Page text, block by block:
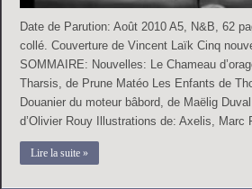
Date de Parution: Août 2010 A5, N&B, 62
collé. Couverture de Vincent Laïk Cinq
SOMMAIRE: Nouvelles: Le Chameau
Tharsis, de Prune Matéo Les Enfants de
Douanier du moteur bâbord, de Maëlig
d’Olivier Rouy Illustrations de: Axelis, Marc
Lire la suite »